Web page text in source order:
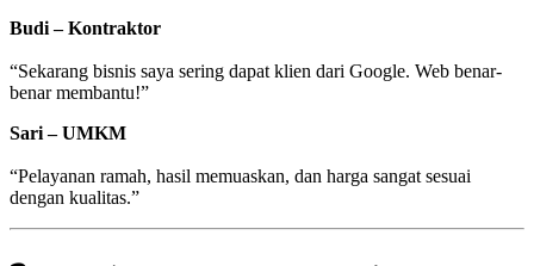
Budi – Kontraktor
“Sekarang bisnis saya sering dapat klien dari Google. Web benar-
benar membantu!”
Sari – UMKM
“Pelayanan ramah, hasil memuaskan, dan harga sangat sesuai
dengan kualitas.”